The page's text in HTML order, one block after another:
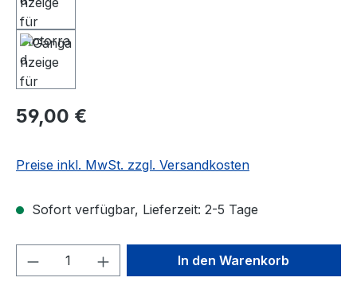
Regulärer Preis:
59,00 €
Preise inkl. MwSt. zzgl. Versandkosten
Sofort verfügbar, Lieferzeit: 2-5 Tage
Produkt Anzahl: Gib denIn den Warenkorb